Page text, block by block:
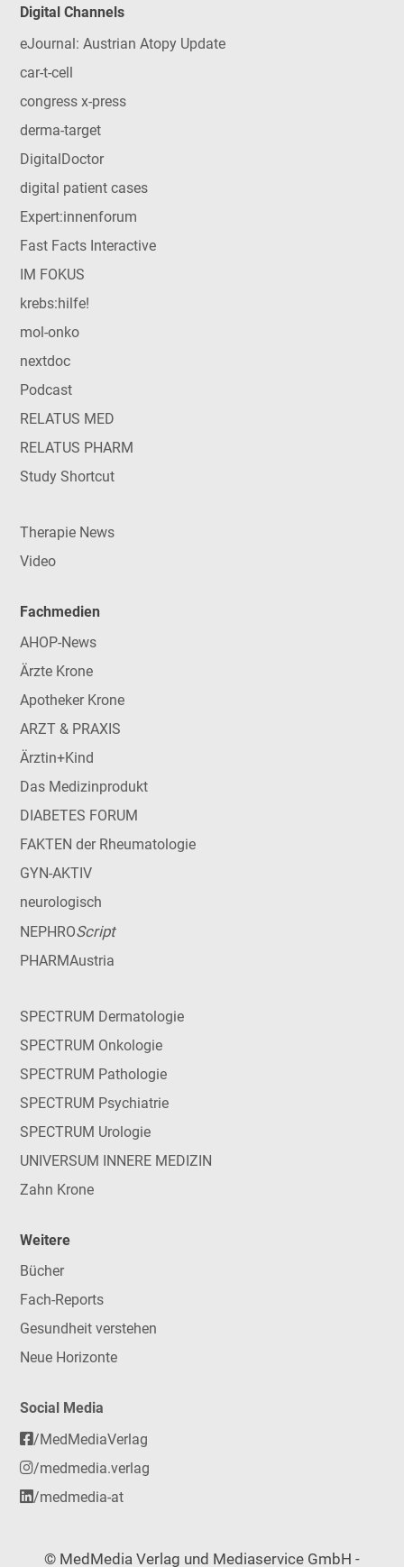
Digital Channels
eJournal: Austrian Atopy Update
car-t-cell
congress x-press
derma-target
DigitalDoctor
digital patient cases
Expert:innenforum
Fast Facts Interactive
IM FOKUS
krebs:hilfe!
mol-onko
nextdoc
Podcast
RELATUS MED
RELATUS PHARM
Study Shortcut
Therapie News
Video
Fachmedien
AHOP-News
Ärzte Krone
Apotheker Krone
ARZT & PRAXIS
Ärztin+Kind
Das Medizinprodukt
DIABETES FORUM
FAKTEN der Rheumatologie
GYN-AKTIV
neurologisch
NEPHROScript
PHARMAustria
SPECTRUM Dermatologie
SPECTRUM Onkologie
SPECTRUM Pathologie
SPECTRUM Psychiatrie
SPECTRUM Urologie
UNIVERSUM INNERE MEDIZIN
Zahn Krone
Weitere
Bücher
Fach-Reports
Gesundheit verstehen
Neue Horizonte
Social Media
/MedMediaVerlag
/medmedia.verlag
/medmedia-at
© MedMedia Verlag und Mediaservice GmbH -